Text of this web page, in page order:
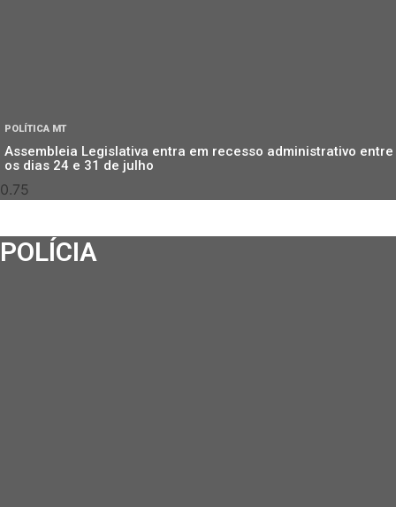
POLÍTICA MT
Assembleia Legislativa entra em recesso administrativo entre
os dias 24 e 31 de julho
POLÍCIA